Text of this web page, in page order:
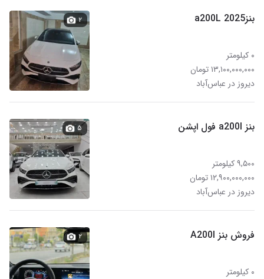
بنزa200L 2025
۰ کیلومتر
۱۳,۱۰۰,۰۰۰,۰۰۰ تومان
دیروز در عباس‌آباد
۲
بنز a200l فول اپشن
۹,۵۰۰ کیلومتر
۱۲,۹۰۰,۰۰۰,۰۰۰ تومان
دیروز در عباس‌آباد
۵
فروش بنز A200l
۰ کیلومتر
۲